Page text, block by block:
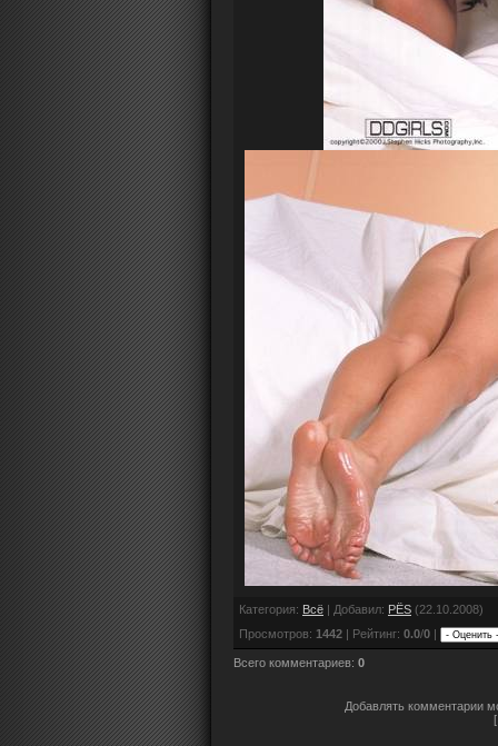
Категория: Всё | Добавил: PЁS (22.10.2008)
Просмотров: 1442 | Рейтинг: 0.0/0 |
Всего комментариев: 0
Добавлять комментарии